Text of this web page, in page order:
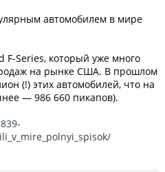
автомобилем в мире
F-Series, который уже много
на рынке США. В прошлом
(!) этих автомобилей, что на
— 986 660 пикапов).